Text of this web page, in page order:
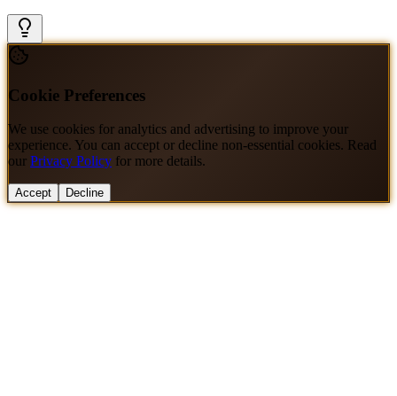
Cookie Preferences
We use cookies for analytics and advertising to improve your
experience. You can accept or decline non-essential cookies. Read
our Privacy Policy for more details.
Accept Decline